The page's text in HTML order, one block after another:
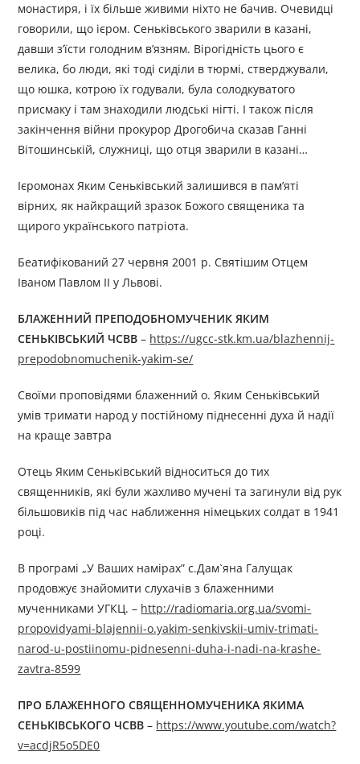
монастиря, і їх більше живими ніхто не бачив. Очевидці
говорили, що ієром. Сеньківського зварили в казані,
давши з’їсти голодним в’язням. Вірогідність цього є
велика, бо люди, які тоді сиділи в тюрмі, стверджували,
що юшка, котрою їх годували, була солодкуватого
присмаку і там знаходили людські нігті. І також після
закінчення війни прокурор Дрогобича сказав Ганні
Вітошинській, служниці, що отця зварили в казані…
Ієромонах Яким Сеньківський залишився в пам’яті
вірних, як найкращий зразок Божого священика та
щирого українського патріота.
Беатифікований 27 червня 2001 р. Святішим Отцем
Іваном Павлом ІІ у Львові.
БЛАЖЕННИЙ ПРЕПОДОБНОМУЧЕНИК ЯКИМ
СЕНЬКІВСЬКИЙ ЧСВВ – https://ugcc-stk.km.ua/blazhennij-
prepodobnomuchenik-yakim-se/
Своїми проповідями блаженний о. Яким Сеньківський
умів тримати народ у постійному піднесенні духа й надії
на краще завтра
Отець Яким Сеньківський відноситься до тих
священників, які були жахливо мучені та загинули від рук
більшовиків під час наближення німецьких солдат в 1941
році.
В програмі „У Ваших намірах” с.Дам`яна Галущак
продовжує знайомити слухачів з блаженними
мученниками УГКЦ. – http://radiomaria.org.ua/svomi-
propovidyami-blajennii-o.yakim-senkivskii-umiv-trimati-
narod-u-postiinomu-pidnesenni-duha-i-nadi-na-krashe-
zavtra-8599
ПРО БЛАЖЕННОГО СВЯЩЕННОМУЧЕНИКА ЯКИМА
СЕНЬКІВСЬКОГО ЧСВВ – https://www.youtube.com/watch?
v=acdjR5o5DE0